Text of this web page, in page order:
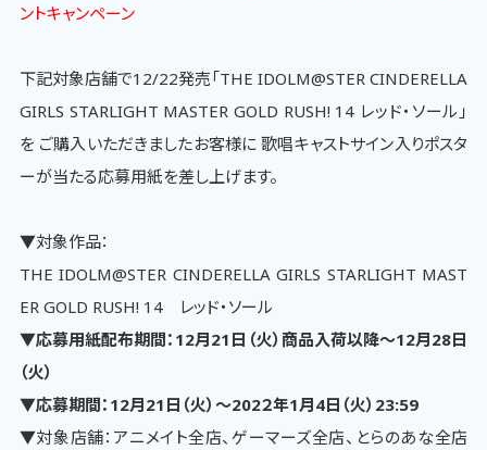
ントキャンペーン
下記対象店舗で12/22発売「THE IDOLM@STER CINDERELLA
GIRLS STARLIGHT MASTER GOLD RUSH! 14 レッド・ソール」
を ご購入いただきましたお客様に 歌唱キャストサイン入りポスタ
ーが当たる応募用紙を差し上げます。
▼対象作品：
THE IDOLM@STER CINDERELLA GIRLS STARLIGHT MAST
ER GOLD RUSH! 14 レッド・ソール
▼応募用紙配布期間：12月21日（火）商品入荷以降～12月28日
（火）
▼応募期間：12月21日（火）～202２年1月4日（火）23:59
▼対象店舗：アニメイト全店、ゲーマーズ全店、とらのあな全店